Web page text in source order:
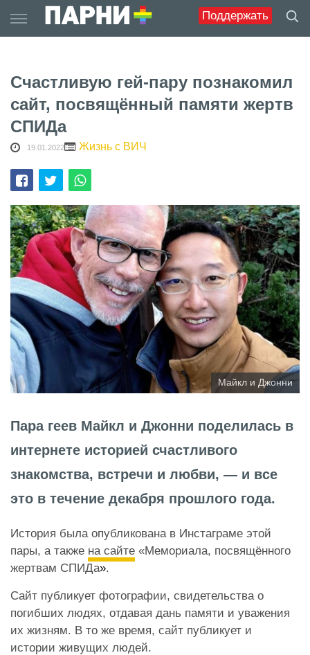
Поддержать
to
Счастливую гей-пару познакомил
сайт, посвящённый памяти жертв
СПИДа
19.01.2022 Жизнь с ВИЧ
Майкл и Джонни
Пара геев Майкл и Джонни поделилась в
интернете историей счастливого
знакомства, встречи и любви, — и все
это в течение декабря прошлого года.
История была опубликована в Инстаграме этой
пары, а также на сайте «Мемориала, посвящённого
жертвам СПИДа».
Сайт публикует фотографии, свидетельства о
погибших людях, отдавая дань памяти и уважения
их жизням. В то же время, сайт публикует и
истории живущих людей.